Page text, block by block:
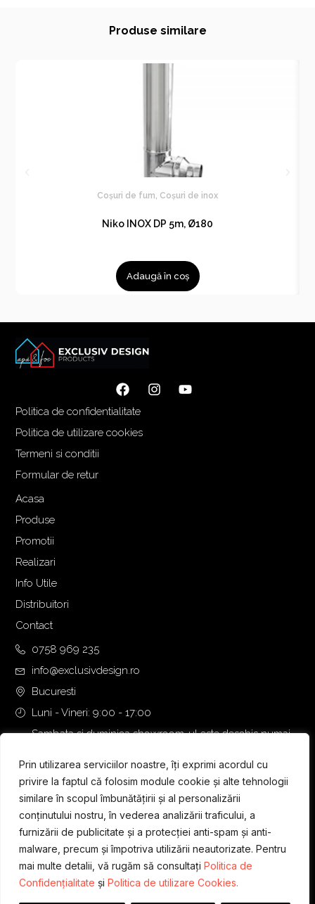
Prin utilizarea serviciilor noastre, îți exprimi acordul cu
privire la faptul că folosim module cookie și alte tehnologii
similare în scopul îmbunătățirii și al personalizării
conținutului nostru, în vederea analizării traficului, a
furnizării de publicitate și a protecției anti-spam și anti-
malware, precum și împotriva utilizării neautorizate. Pentru
mai multe detalii, vă rugăm să consultați Politica de
Confidențialitate și Politica de utilizare Cookies.
Produse similare
Coșuri de fum, Coșuri de inox
Niko INOX DP 5m, Ø180
Adaugă în coș
Politica de confidentialitate
Politica de utilizare cookies
Termeni si conditii
Formular de retur
Acasa
Produse
Promotii
Realizari
Info Utile
Distribuitori
Contact
0758 969 235
info@exclusivdesign.ro
Bucuresti
Luni - Vineri: 9:00 - 17:00
Sambata si duminica showroom-ul este deschis numai